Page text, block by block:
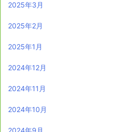
2025年3月
2025年2月
2025年1月
2024年12月
2024年11月
2024年10月